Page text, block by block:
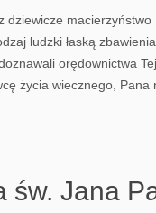
dziewicze macierzyństwo
ludzki łaską
orędownictwa
życia wiecznego, Pana
św. Jana